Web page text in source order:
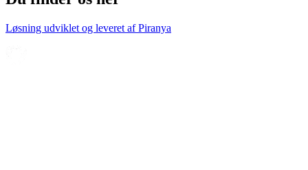
Løsning udviklet og leveret afPiranya